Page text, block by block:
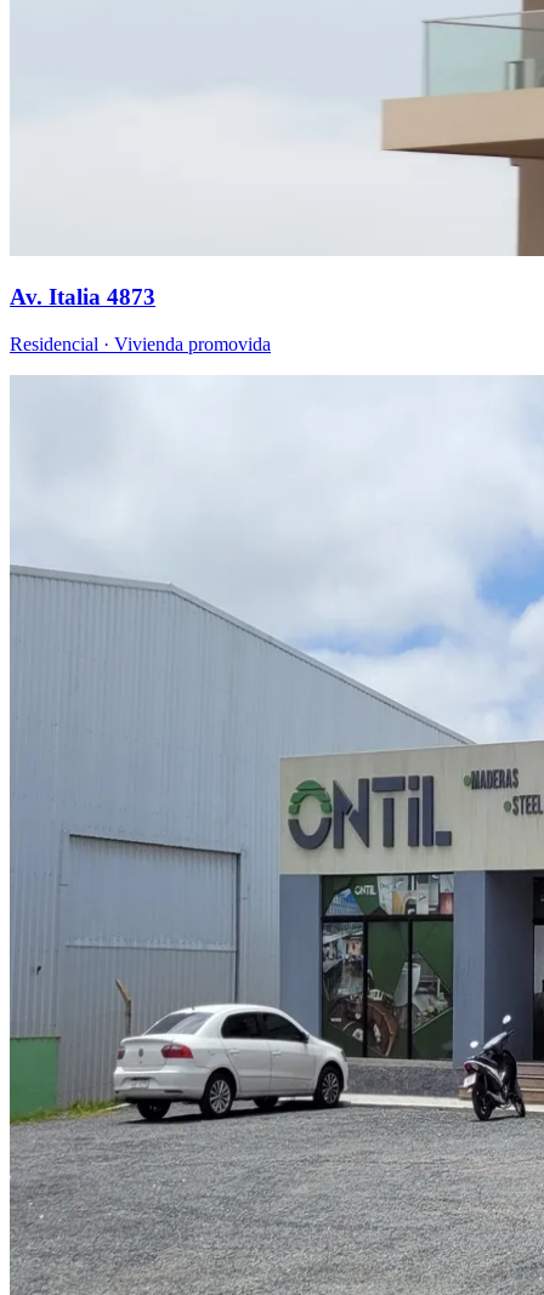
Av. Italia 4873
Residencial · Vivienda promovida